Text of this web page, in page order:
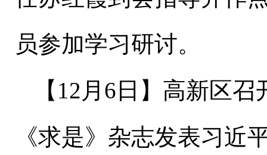
员参加学习研讨。
【 12 月 6 日 】 高新区召
《求是》杂志发表习近